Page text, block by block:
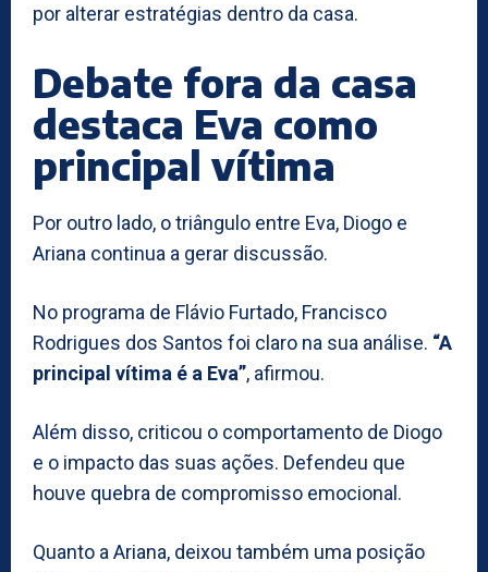
por alterar estratégias dentro da casa.
Debate fora da casa
destaca Eva como
principal vítima
Por outro lado, o triângulo entre Eva, Diogo e
Ariana continua a gerar discussão.
No programa de Flávio Furtado, Francisco
Rodrigues dos Santos foi claro na sua análise. “A
principal vítima é a Eva”, afirmou.
Além disso, criticou o comportamento de Diogo
e o impacto das suas ações. Defendeu que
houve quebra de compromisso emocional.
Quanto a Ariana, deixou também uma posição